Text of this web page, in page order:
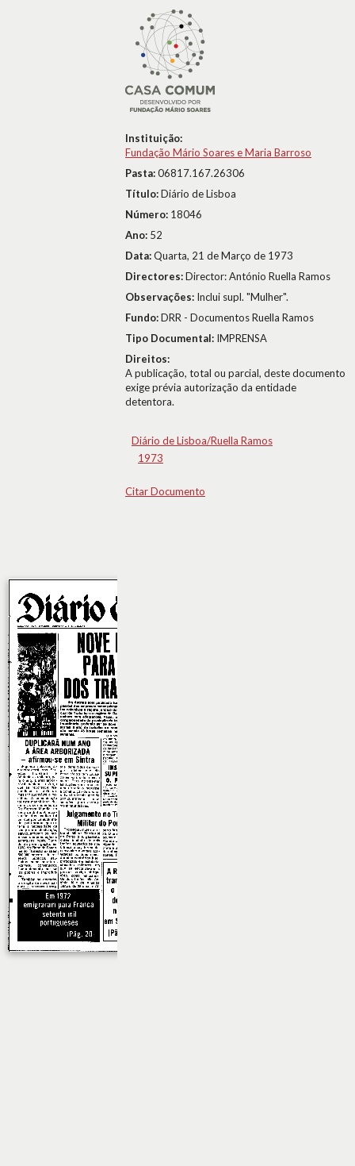
Instituição:
Fundação Mário Soares e Maria Barroso
Pasta:06817.167.26306
Título:Diário de Lisboa
Número: 18046
Ano: 52
Data:Quarta, 21 de Março de 1973
Directores:Director: António Ruella Ramos
Observações: Inclui supl. "Mulher".
Fundo:DRR - Documentos Ruella Ramos
Tipo Documental: IMPRENSA
Direitos:
A publicação, total ou parcial, deste documento
exige prévia autorização da entidade
detentora.
Diário de Lisboa/Ruella Ramos
1973
Citar Documento